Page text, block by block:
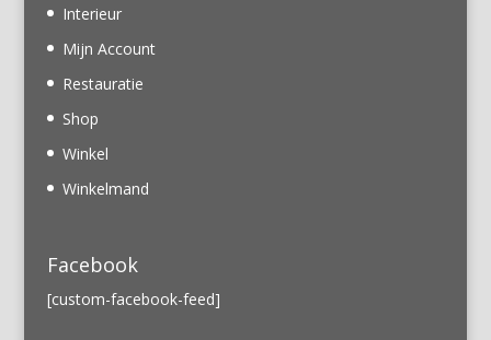
Interieur
Mijn Account
Restauratie
Shop
Winkel
Winkelmand
Facebook
[custom-facebook-feed]